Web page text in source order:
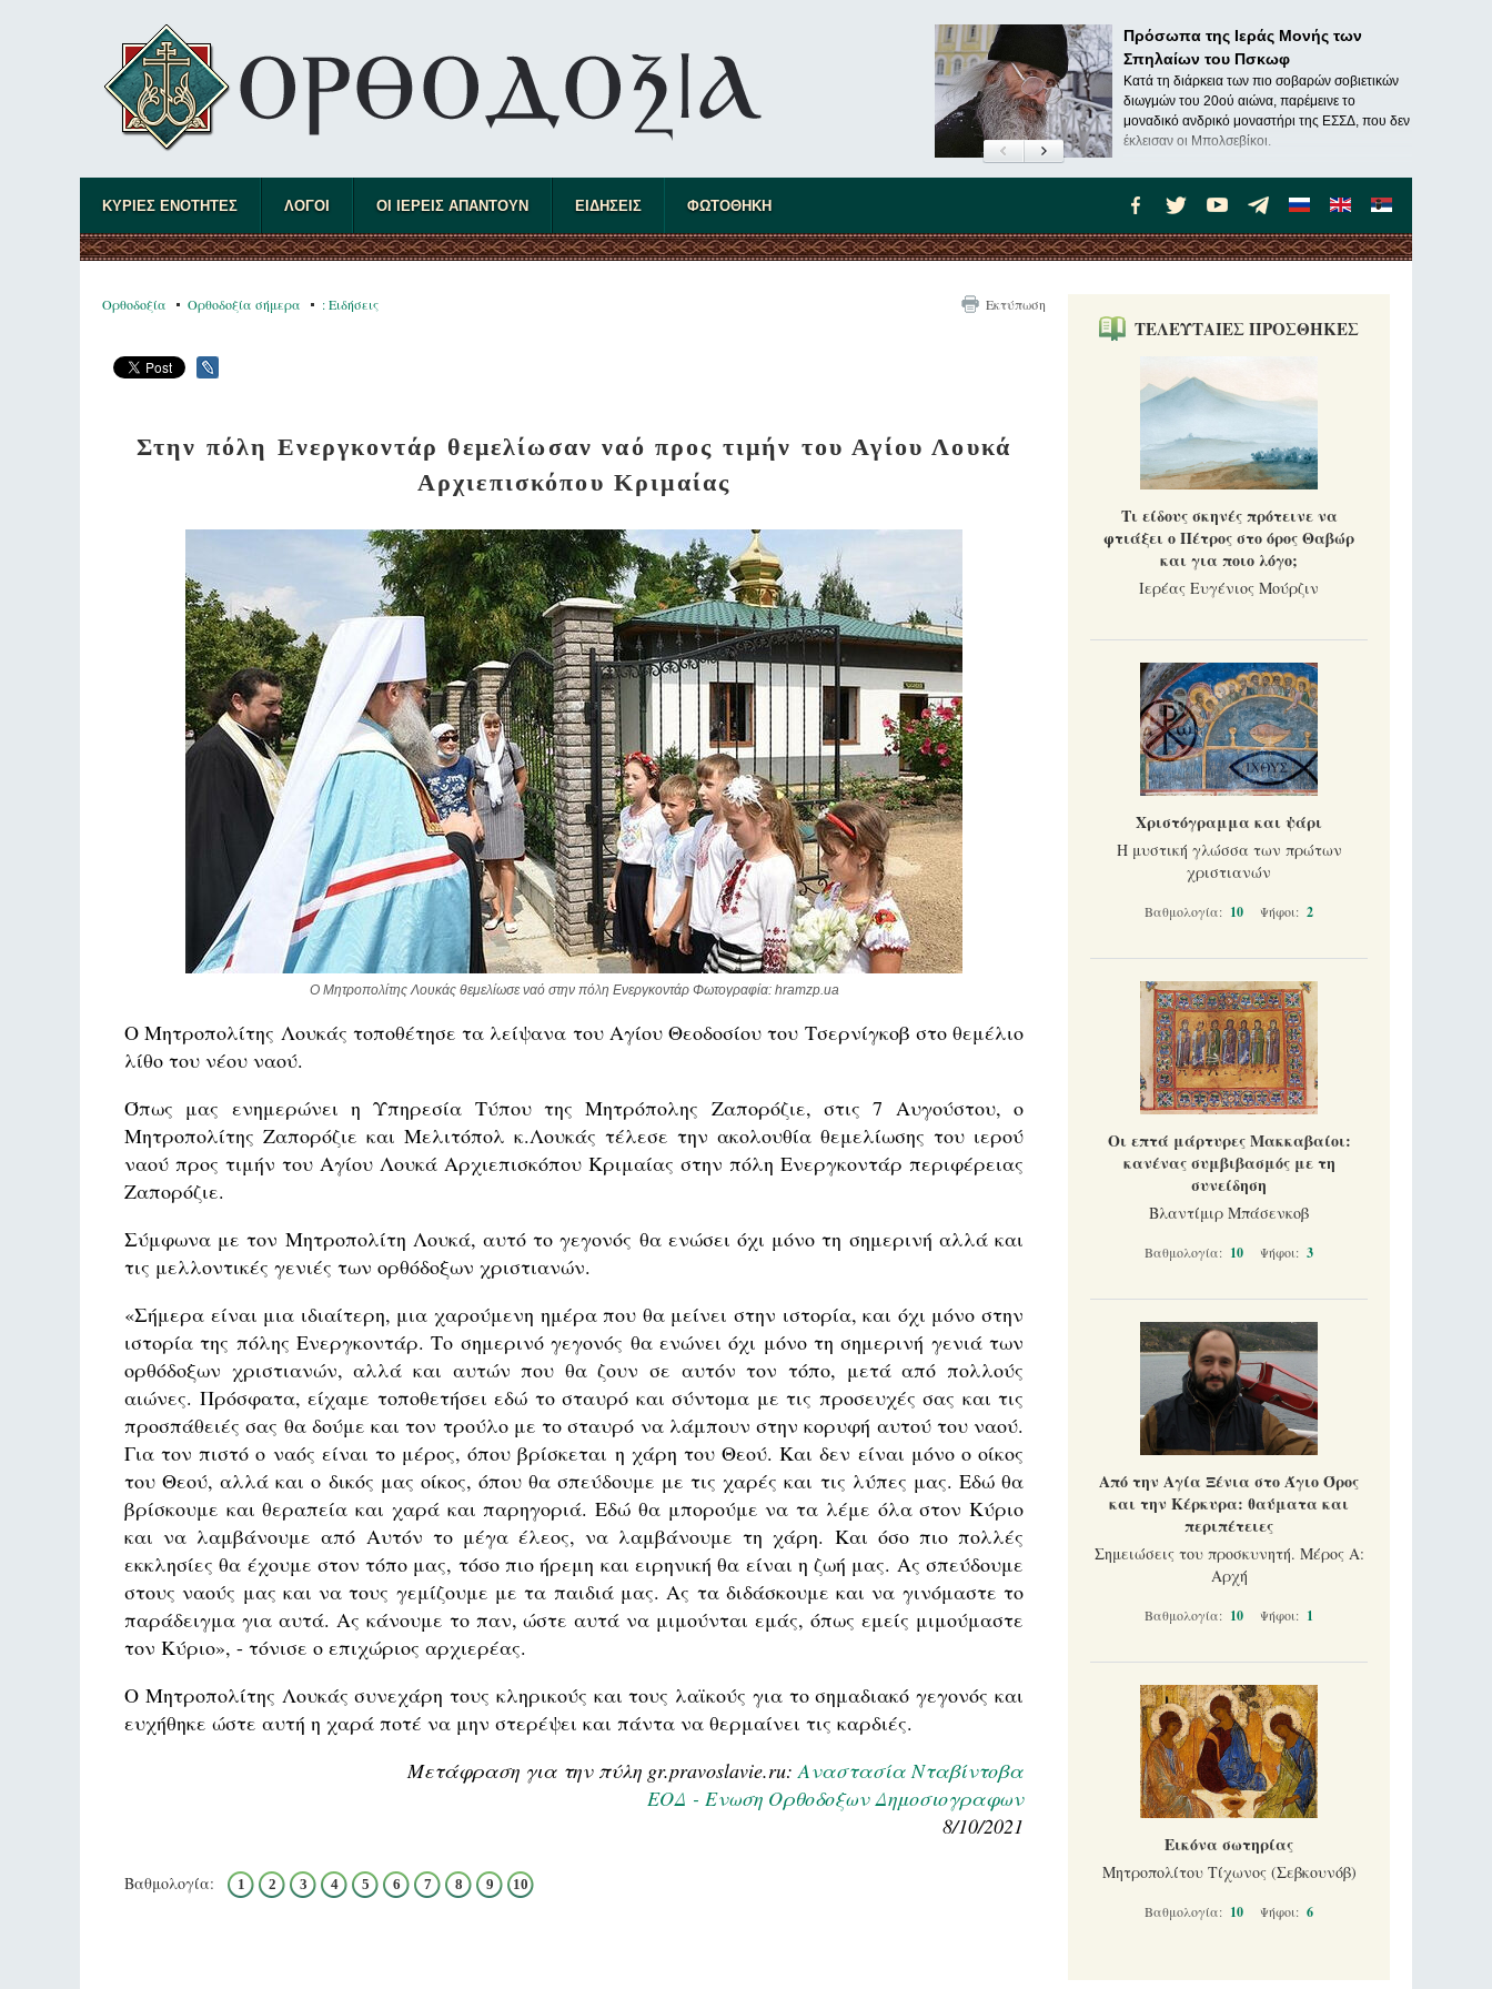
Πρόσωπα της Ιεράς Μονής των
Σπηλαίων του Πσκωφ
Κατά τη διάρκεια των πιο σοβαρών σοβιετικών
διωγμών του 20ού αιώνα, παρέμεινε το
μοναδικό ανδρικό μοναστήρι της ΕΣΣΔ, που δεν
έκλεισαν οι Μπολσεβίκοι.
ΚΥΡΙΕΣ ΕΝΟΤΗΤΕΣ ΛΟΓΟΙ ΟΙ ΙΕΡΕΙΣ ΑΠΑΝΤΟΥΝ ΕΙΔΗΣΕΙΣ ΦΩΤΟΘΗΚΗ
Ορθοδοξία Ορθοδοξία σήμερα : Ειδήσεις Εκτύπωση
Στην πόλη Ενεργκοντάρ θεμελίωσαν ναό προς τιμήν του Αγίου Λουκά
Αρχιεπισκόπου Κριμαίας
Ο Μητροπολίτης Λουκάς θεμελίωσε ναό στην πόλη Ενεργκοντάρ Φωτογραφία: hramzp.ua
Ο Μητροπολίτης Λουκάς τοποθέτησε τα λείψανα του Αγίου Θεοδοσίου του Τσερνίγκοβ στο θεμέλιο
λίθο του νέου ναού.
Όπως μας ενημερώνει η Υπηρεσία Τύπου της Μητρόπολης Ζαπορόζιε, στις 7 Αυγούστου, ο
Μητροπολίτης Ζαπορόζιε και Μελιτόπολ κ.Λουκάς τέλεσε την ακολουθία θεμελίωσης του ιερού
ναού προς τιμήν του Αγίου Λουκά Αρχιεπισκόπου Κριμαίας στην πόλη Ενεργκοντάρ περιφέρειας
Ζαπορόζιε.
Σύμφωνα με τον Μητροπολίτη Λουκά, αυτό το γεγονός θα ενώσει όχι μόνο τη σημερινή αλλά και
τις μελλοντικές γενιές των ορθόδοξων χριστιανών.
«Σήμερα είναι μια ιδιαίτερη, μια χαρούμενη ημέρα που θα μείνει στην ιστορία, και όχι μόνο στην
ιστορία της πόλης Ενεργκοντάρ. Το σημερινό γεγονός θα ενώνει όχι μόνο τη σημερινή γενιά των
ορθόδοξων χριστιανών, αλλά και αυτών που θα ζουν σε αυτόν τον τόπο, μετά από πολλούς
αιώνες. Πρόσφατα, είχαμε τοποθετήσει εδώ το σταυρό και σύντομα με τις προσευχές σας και τις
προσπάθειές σας θα δούμε και τον τρούλο με το σταυρό να λάμπουν στην κορυφή αυτού του ναού.
Για τον πιστό ο ναός είναι το μέρος, όπου βρίσκεται η χάρη του Θεού. Και δεν είναι μόνο ο οίκος
του Θεού, αλλά και ο δικός μας οίκος, όπου θα σπεύδουμε με τις χαρές και τις λύπες μας. Εδώ θα
βρίσκουμε και θεραπεία και χαρά και παρηγοριά. Εδώ θα μπορούμε να τα λέμε όλα στον Κύριο
και να λαμβάνουμε από Αυτόν το μέγα έλεος, να λαμβάνουμε τη χάρη. Και όσο πιο πολλές
εκκλησίες θα έχουμε στον τόπο μας, τόσο πιο ήρεμη και ειρηνική θα είναι η ζωή μας. Ας σπεύδουμε
στους ναούς μας και να τους γεμίζουμε με τα παιδιά μας. Ας τα διδάσκουμε και να γινόμαστε το
παράδειγμα για αυτά. Ας κάνουμε το παν, ώστε αυτά να μιμούνται εμάς, όπως εμείς μιμούμαστε
τον Κύριο», - τόνισε ο επιχώριος αρχιερέας.
Ο Μητροπολίτης Λουκάς συνεχάρη τους κληρικούς και τους λαϊκούς για το σημαδιακό γεγονός και
ευχήθηκε ώστε αυτή η χαρά ποτέ να μην στερέψει και πάντα να θερμαίνει τις καρδιές.
Μετάφραση για την πύλη gr.pravoslavie.ru:Αναστασία Νταβίντοβα
ΕΟΔ - Ενωση Ορθοδοξων Δημοσιογραφων
8/10/2021
Βαθμολογία: 1 2 3 4 5 6 7 8 9 10
ΤΕΛΕΥΤΑΙΕΣ ΠΡΟΣΘΗΚΕΣ
Τι είδους σκηνές πρότεινε να
φτιάξει ο Πέτρος στο όρος Θαβώρ
και για ποιο λόγο;
Ιερέας Ευγένιος Μούρζιν
Χριστόγραμμα και ψάρι
Η μυστική γλώσσα των πρώτων
χριστιανών
Βαθμολογία: 10 Ψήφοι: 2
Οι επτά μάρτυρες Μακκαβαίοι:
κανένας συμβιβασμός με τη
συνείδηση
Βλαντίμιρ Μπάσενκοβ
Βαθμολογία: 10 Ψήφοι: 3
Από την Αγία Ξένια στο Άγιο Όρος
και την Κέρκυρα: θαύματα και
περιπέτειες
Σημειώσεις του προσκυνητή. Μέρος Α:
Αρχή
Βαθμολογία: 10 Ψήφοι: 1
Εικόνα σωτηρίας
Μητροπολίτου Τίχωνος (Σεβκουνόβ)
Βαθμολογία: 10 Ψήφοι: 6